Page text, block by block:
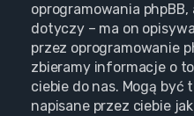
oprogramowania
dotyczy – ma on
przez oprogramowanie
zbieramy informacje o
ciebie do nas. Mogą
napisane przez ciebie